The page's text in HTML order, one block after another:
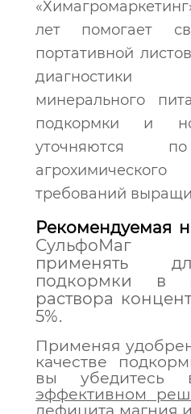
лет помогает
портативной
минерального
подкормки и
уточняются
требований
Рекомендуемая
СульфоМаг
применять
подкормки в
раствора
5%.
Применяя
качестве
вы
эффективном